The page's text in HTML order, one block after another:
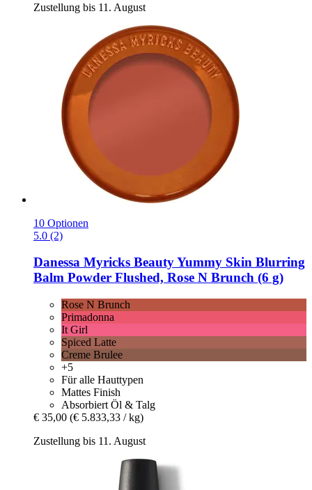
Zustellung bis 11. August
10 Optionen
5.0 (2)
Danessa Myricks BeautyYummy Skin Blurring
Balm Powder Flushed, Rose N Brunch (6 g)
Rose N Brunch
Primadonna
It Girl
Spiced Latte
Creme Brulee
+5
Für alle Hauttypen
Mattes Finish
Absorbiert Öl & Talg
€ 35,00 (€ 5.833,33 / kg)
Zustellung bis 11. August